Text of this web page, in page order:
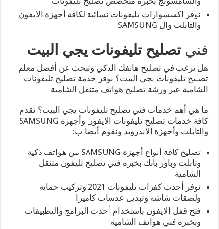
نوفر اكسسوارات تليفونات نسائية لكافة أجهزة الايفون
والتابلت وال SAMSUNG
فنيتصليح تليفونات يجي البيت
هل ترغب في تصليح هاتفك الذكي وتبحث عن أفضل معلم
تصليح تليفونات يجي البيت؟ نوفر خدمة تصليح تليفونات
الشامية عبر ورشة تصليح هواتف متنقل الشامية
ما هي أهم خدمات فني تصليح تليفونات يجي البيت؟ نقدم
كافة خدمات تصليح تليفونات الايفون وأجهزة SAMSUNG
والتابلت وأجهزة الاندرويد ونقوم أيضا ب:
تصليح كافة أنواع أجهزة SAMSUNG من هواتف ذكية
وتابلت وباور بانك بخبرة فني تصليح تليفون متنقل
الشامية
نوفر أحدث كفرات تليفونات 2021 وتركيب حماية
ولصقات شاشة وتبديل عدسات كاميرا
فتح قفل الايفون باستخدام أحدث البرامج والتطبيقات
وبخبرة فني هواتف الشامية